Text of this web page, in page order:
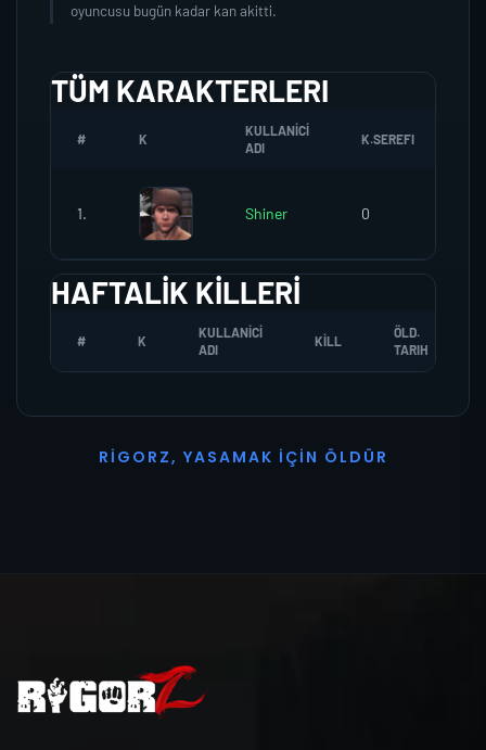
oyuncusu bugün kadar kan akitti.
TÜM KARAKTERLERI
# K
KULLANICI
ADI
K.SEREFI
1. Shiner 0
HAFTALIK KILLERI
# K
KULLANICI
ADI
KILL
ÖLD.
TARIH
R I G O R Z, YASAMAK İ ÇI N Ö L D Ü R